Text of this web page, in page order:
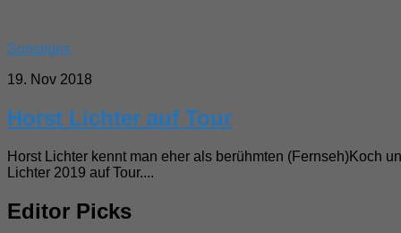
Sonstiges
19. Nov 2018
Horst Lichter auf Tour
Horst Lichter kennt man eher als berühmten (Fernseh)Koch
Lichter 2019 auf Tour....
Editor Picks